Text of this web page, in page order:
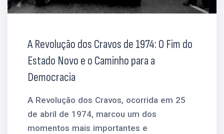
A Revolução dos Cravos de 1974: O Fim do
Estado Novo e o Caminho para a
Democracia
A Revolução dos Cravos, ocorrida em 25
de abril de 1974, marcou um dos
momentos mais importantes e